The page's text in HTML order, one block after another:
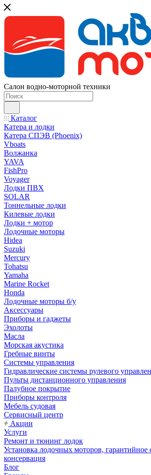
Салон водно-моторной техники
Каталог
Катера и лодки
Катера СПЭВ (Phoenix)
Vboats
Волжанка
YAVA
FishPro
Voyager
Лодки ПВХ
SOLAR
Тоннельные лодки
Килевые лодки
Лодки + мотор
Лодочные моторы
Hidea
Suzuki
Mercury
Tohatsu
Yamaha
Marine Rocket
Honda
Лодочные моторы б/у
Аксессуары
Приборы и гаджеты
Эхолоты
Масла
Морская акустика
Гребные винты
Системы управления
Гидравлические системы рулевого
Пульты дистанционного управления
Палубное покрытие
Приборы контроля
Мебель судовая
Сервисный центр
Акции
Услуги
Ремонт и тюнинг лодок
Установка лодочных моторов, гарантийное
консервация
Блог